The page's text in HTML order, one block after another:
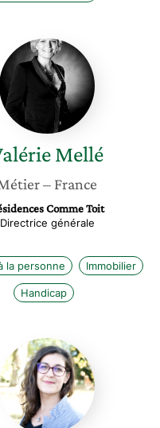
Valérie
Mellé
Mellé
– France
Comme Toit
Directrice générale
la personne Immobilier
Handicap
Nicole
Teke-
Laurent